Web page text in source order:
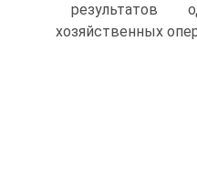
хозяйственных